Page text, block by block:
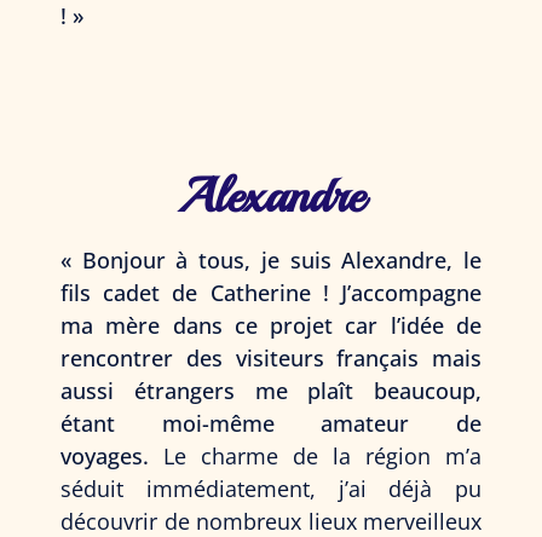
! »
Alexandre
« Bonjour à tous, je suis Alexandre, le
fils cadet de Catherine ! J’accompagne
ma mère dans ce projet car l’idée de
rencontrer des visiteurs français mais
aussi étrangers me plaît beaucoup,
étant moi-même amateur de
voyages. Le charme de la région m’a
séduit immédiatement, j’ai déjà pu
découvrir de nombreux lieux merveilleux